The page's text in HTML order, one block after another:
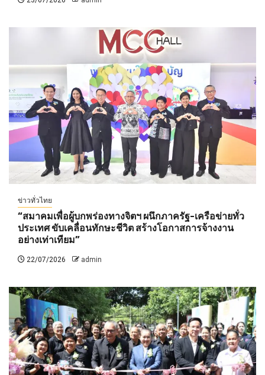
ข่าวทั่วไทย
“สมาคมเพื่อผู้บกพร่องทางจิตฯ ผนึกภาครัฐ-เครือข่ายทั่ว
ประเทศ ขับเคลื่อนทักษะชีวิต สร้างโอกาสการจ้างงาน
อย่างเท่าเทียม”
22/07/2026 admin